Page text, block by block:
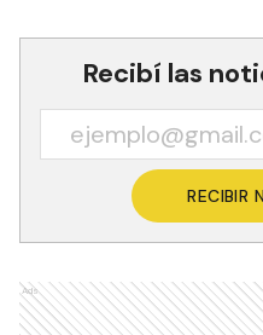
Recibí las
RECIBIR
Ads